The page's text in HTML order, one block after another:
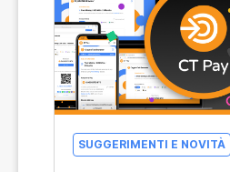
il mining genera un
SUGGERIMENTI E NOVITÀ